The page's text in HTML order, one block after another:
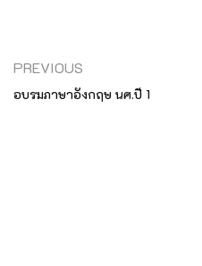
PREVIOUS
อบรมภาษาอังกฤษ นศ.ปี 1